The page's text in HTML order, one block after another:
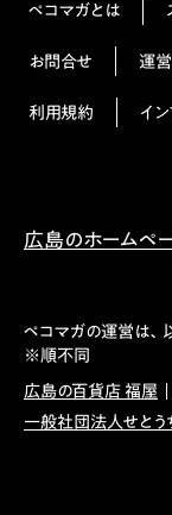
ペコマガとは
お問合せ 運
利用規約 イ
広島のホームペ
ペコマガの運営は、
※順不同
広島の百貨店 福屋
一般社団法人せと